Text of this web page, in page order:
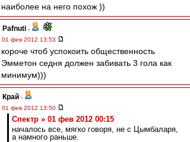
наиболее на него похож ))
Pafnuti -
01 фев 2012 13:53
короче чтоб успокоить общественность
Эмметон седня должен забивать 3 гола как
минимум)))
Край -
01 фев 2012 13:50
Спектр » 01 фев 2012 00:15
началось все, мягко говоря, не с Цымбаларя,
а намного раньше.